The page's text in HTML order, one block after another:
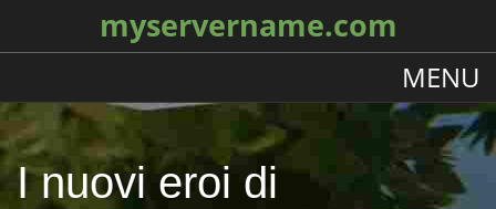
myservername.com
MENU
I nuovi eroi di